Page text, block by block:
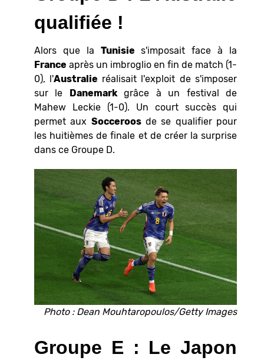
qualifiée !
Alors que la Tunisie s'imposait face à la
France après un imbroglio en fin de match (1-
0), l'Australie réalisait l'exploit de s'imposer
sur le Danemarkgrâce à un festival de
Mahew Leckie (1-0). Un court succès qui
permet aux Socceroosde se qualifier pour
les huitièmes de finale et de créer la surprise
dans ce Groupe D.
Photo : Dean Mouhtaropoulos/Getty Images
Groupe E : Le Japon